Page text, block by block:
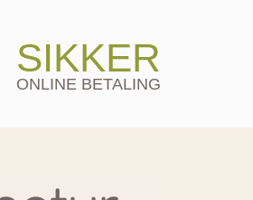
SIKKER
ONLINE BETALING